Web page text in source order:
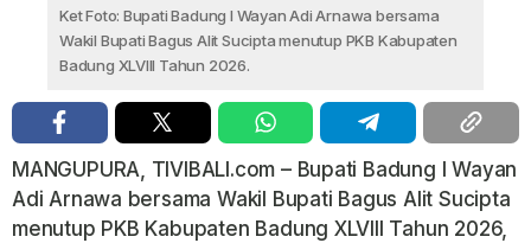
Ket Foto: Bupati Badung I Wayan Adi Arnawa bersama
Wakil Bupati Bagus Alit Sucipta menutup PKB Kabupaten
Badung XLVIII Tahun 2026.
MANGUPURA, TIVIBALI.com – Bupati Badung I Wayan
Adi Arnawa bersama Wakil Bupati Bagus Alit Sucipta
menutup PKB Kabupaten Badung XLVIII Tahun 2026,